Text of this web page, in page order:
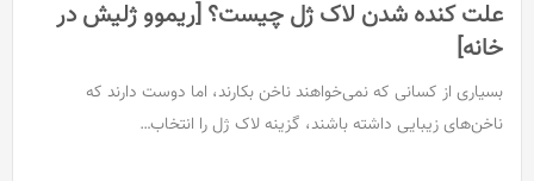
علت کنده شدن لاک ژل چیست؟ [ریموو ژلیش در
خانه]
بسیاری از کسانی که نمی‌خواهند ناخن بکارند، اما دوست دارند که
ناخن‌های زیبایی داشته باشند، گزینه لاک ژل را انتخاب…